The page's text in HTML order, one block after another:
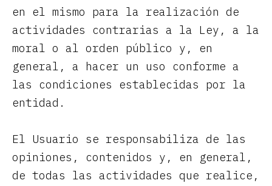
en el mismo para la realización de
actividades contrarias a la Ley, a la
moral o al orden público y, en
general, a hacer un uso conforme a
las condiciones establecidas por la
entidad.
El Usuario se responsabiliza de las
opiniones, contenidos y, en general,
de todas las actividades que realice,